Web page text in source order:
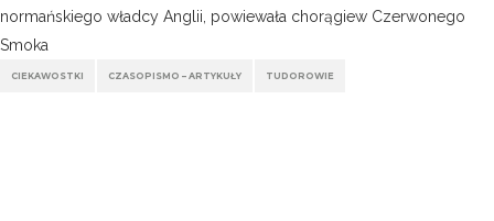
normańskiego władcy Anglii, powiewała chorągiew Czerwonego
Smoka
CIEKAWOSTKI CZASOPISMO – ARTYKUŁY TUDOROWIE